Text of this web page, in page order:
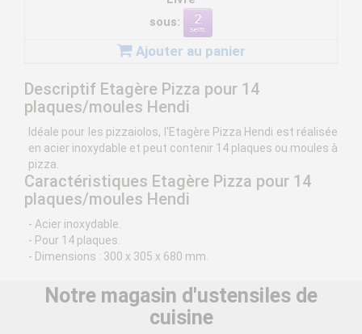
sous:
Ajouter au panier
Descriptif Etagère Pizza pour 14
plaques/moules Hendi
Idéale pour les pizzaiolos, l'Etagère Pizza Hendi est réalisée
en acier inoxydable et peut contenir 14 plaques ou moules à
pizza.
Caractéristiques Etagère Pizza pour 14
plaques/moules Hendi
- Acier inoxydable.
- Pour 14 plaques.
- Dimensions : 300 x 305 x 680 mm.
Notre magasin d'ustensiles de
cuisine